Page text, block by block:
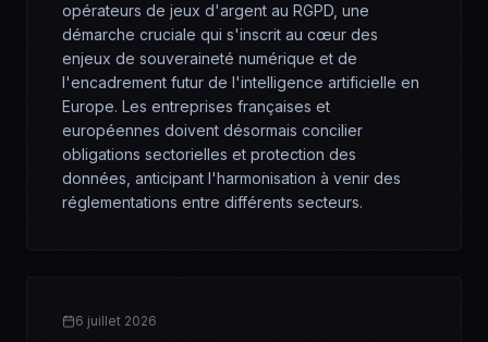
opérateurs de jeux d'argent au RGPD, une
démarche cruciale qui s'inscrit au cœur des
enjeux de souveraineté numérique et de
l'encadrement futur de l'intelligence artificielle en
Europe. Les entreprises françaises et
européennes doivent désormais concilier
obligations sectorielles et protection des
données, anticipant l'harmonisation à venir des
réglementations entre différents secteurs.
6 juillet 2026